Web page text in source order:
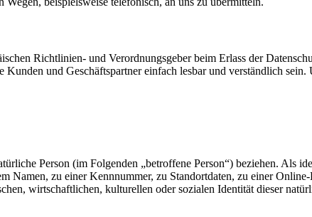
Richtlinien- und Verordnungsgeber beim Erlass der
und Geschäftspartner einfach lesbar und verständlich sein.
Person (im Folgenden „betroffene Person“) beziehen. Als
Namen, zu einer Kennnummer, zu Standortdaten, zu einer
wirtschaftlichen, kulturellen oder sozialen Identität dieser